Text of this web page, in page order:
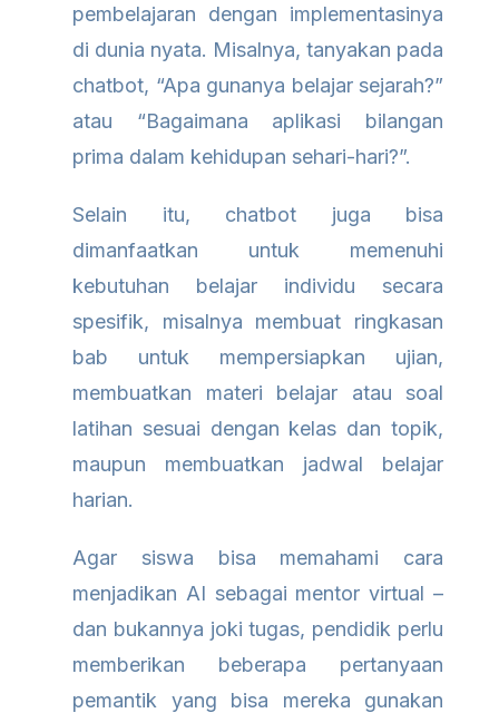
pembelajaran dengan implementasinya
di dunia nyata. Misalnya, tanyakan pada
chatbot, “Apa gunanya belajar sejarah?”
atau “Bagaimana aplikasi bilangan
prima dalam kehidupan sehari-hari?”.
Selain itu, chatbot juga bisa
dimanfaatkan untuk memenuhi
kebutuhan belajar individu secara
spesifik, misalnya membuat ringkasan
bab untuk mempersiapkan ujian,
membuatkan materi belajar atau soal
latihan sesuai dengan kelas dan topik,
maupun membuatkan jadwal belajar
harian.
Agar siswa bisa memahami cara
menjadikan AI sebagai mentor virtual –
dan bukannya joki tugas, pendidik perlu
memberikan beberapa pertanyaan
pemantik yang bisa mereka gunakan